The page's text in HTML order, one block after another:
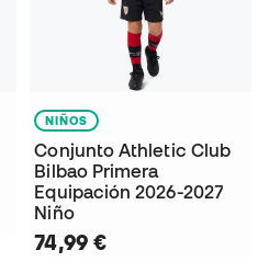
NIÑOS
Conjunto Athletic Club
Bilbao Primera
Equipación 2026-2027
Niño
74,99 €